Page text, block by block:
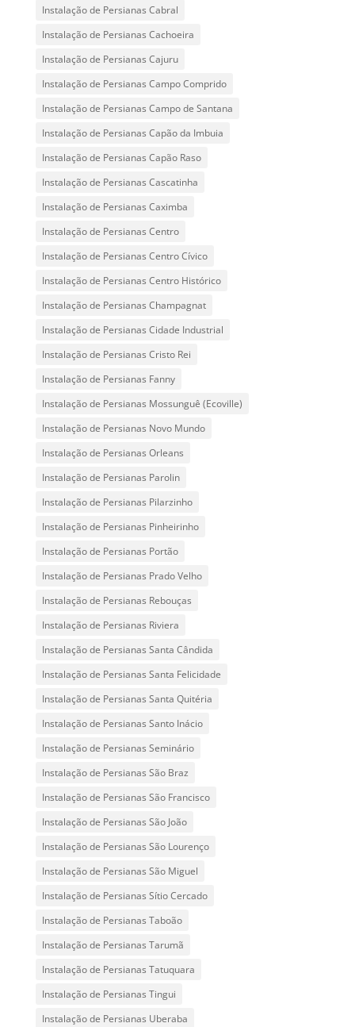
Instalação de Persianas Cabral
Instalação de Persianas Cachoeira
Instalação de Persianas Cajuru
Instalação de Persianas Campo Comprido
Instalação de Persianas Campo de Santana
Instalação de Persianas Capão da Imbuia
Instalação de Persianas Capão Raso
Instalação de Persianas Cascatinha
Instalação de Persianas Caximba
Instalação de Persianas Centro
Instalação de Persianas Centro Cívico
Instalação de Persianas Centro Histórico
Instalação de Persianas Champagnat
Instalação de Persianas Cidade Industrial
Instalação de Persianas Cristo Rei
Instalação de Persianas Fanny
Instalação de Persianas Mossunguê (Ecoville)
Instalação de Persianas Novo Mundo
Instalação de Persianas Orleans
Instalação de Persianas Parolin
Instalação de Persianas Pilarzinho
Instalação de Persianas Pinheirinho
Instalação de Persianas Portão
Instalação de Persianas Prado Velho
Instalação de Persianas Rebouças
Instalação de Persianas Riviera
Instalação de Persianas Santa Cândida
Instalação de Persianas Santa Felicidade
Instalação de Persianas Santa Quitéria
Instalação de Persianas Santo Inácio
Instalação de Persianas Seminário
Instalação de Persianas São Braz
Instalação de Persianas São Francisco
Instalação de Persianas São João
Instalação de Persianas São Lourenço
Instalação de Persianas São Miguel
Instalação de Persianas Sítio Cercado
Instalação de Persianas Taboão
Instalação de Persianas Tarumã
Instalação de Persianas Tatuquara
Instalação de Persianas Tingui
Instalação de Persianas Uberaba